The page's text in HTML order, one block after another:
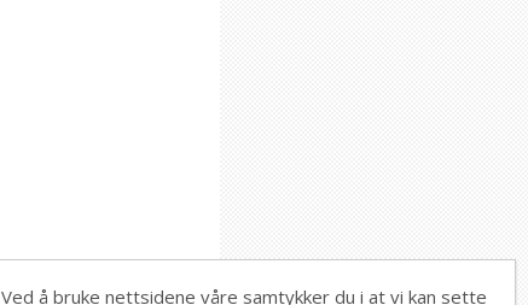
Ved å bruke nettsidene våre samtykker du i at vi kan sette